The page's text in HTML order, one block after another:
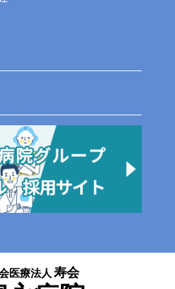
医療法人 寿会